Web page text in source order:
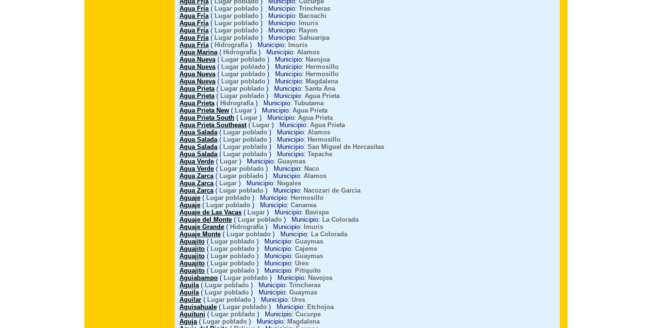
Agua Fría( Lugar poblado ) Municipio: Trincheras
Agua Fría( Lugar poblado ) Municipio: Bacoachi
Agua Fría( Lugar poblado ) Municipio:
Imuris
Agua Fría( Lugar poblado ) Municipio: Rayon
Agua Fría( Lugar poblado ) Municipio: Sahuaripa
Agua Fría( Hidrografía) Municipio:
Imuris
Agua Marina( Hidrografía) Municipio: Alamos
Agua Nueva( Lugar poblado ) Municipio: Navojoa
Agua Nueva( Lugar poblado ) Municipio: Hermosillo
Agua Nueva( Lugar poblado ) Municipio: Hermosillo
Agua Nueva( Lugar poblado ) Municipio: Magdalena
Agua Prieta( Lugar poblado ) Municipio: Santa Ana
Agua Prieta( Lugar poblado ) Municipio: Agua Prieta
Agua Prieta( Hidrografía) Municipio: Tubutama
Agua Prieta New ( Lugar ) Municipio: Agua Prieta
Agua Prieta South ( Lugar ) Municipio: Agua Prieta
Agua Prieta Southeast( Lugar ) Municipio: Agua Prieta
Agua Salada( Lugar poblado ) Municipio: Alamos
Agua Salada( Lugar poblado ) Municipio: Hermosillo
Agua Salada( Lugar poblado ) Municipio: San Miguel de Horcasitas
Agua Salada( Lugar poblado ) Municipio: Tepache
Agua Verde ( Lugar ) Municipio: Guaymas
Agua Verde ( Lugar poblado ) Municipio: Naco
Agua Zarca( Lugar poblado ) Municipio: Alamos
Agua Zarca( Lugar ) Municipio: Nogales
Agua Zarca( Lugar poblado ) Municipio: Nacozari de Garcia
Aguaje ( Lugar poblado ) Municipio: Hermosillo
Aguaje ( Lugar poblado ) Municipio: Cananea
Aguaje de Las Vacas ( Lugar ) Municipio: Bavispe
Aguaje del Monte ( Lugar poblado ) Municipio: La Colorada
Aguaje Grande ( Hidrografía) Municipio:
Imuris
Aguaje Monte ( Lugar poblado ) Municipio: La Colorada
Aguajito ( Lugar poblado ) Municipio: Guaymas
Aguajito ( Lugar poblado ) Municipio: Cajeme
Aguajito ( Lugar poblado ) Municipio: Guaymas
Aguajito ( Lugar poblado ) Municipio: Ures
Aguajito ( Lugar poblado ) Municipio: Pitiquito
Aguiabampo ( Lugar poblado ) Municipio: Navojoa
Águila( Lugar poblado ) Municipio: Trincheras
Aguila( Lugar poblado ) Municipio: Guaymas
Aguilar ( Lugar poblado ) Municipio: Ures
Aguisahuale ( Lugar poblado ) Municipio: Etchojoa
Aguituni ( Lugar poblado ) Municipio: Cucurpe
Aguja( Lugar poblado ) Municipio: Magdalena